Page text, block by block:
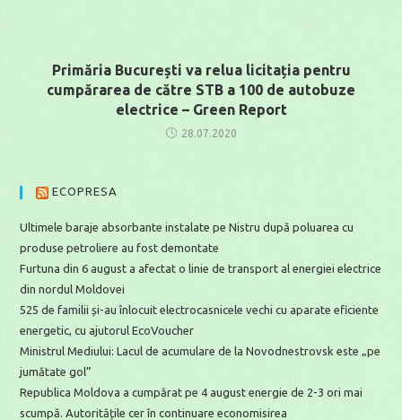
Primăria București va relua licitația pentru
cumpărarea de către STB a 100 de autobuze
electrice – Green Report
28.07.2020
ECOPRESA
Ultimele baraje absorbante instalate pe Nistru după poluarea cu
produse petroliere au fost demontate
Furtuna din 6 august a afectat o linie de transport al energiei electrice
din nordul Moldovei
525 de familii și-au înlocuit electrocasnicele vechi cu aparate eficiente
energetic, cu ajutorul EcoVoucher
Ministrul Mediului: Lacul de acumulare de la Novodnestrovsk este „pe
jumătate gol”
Republica Moldova a cumpărat pe 4 august energie de 2-3 ori mai
scumpă. Autoritățile cer în continuare economisirea